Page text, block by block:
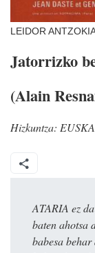
LEIDOR
Jatorrizko
(Alain
Hizkuntza:
ATARIA ez
baten ahotsa
babesa